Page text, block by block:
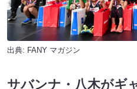
出典: FANY マガジン
サバンナ・八木がギ